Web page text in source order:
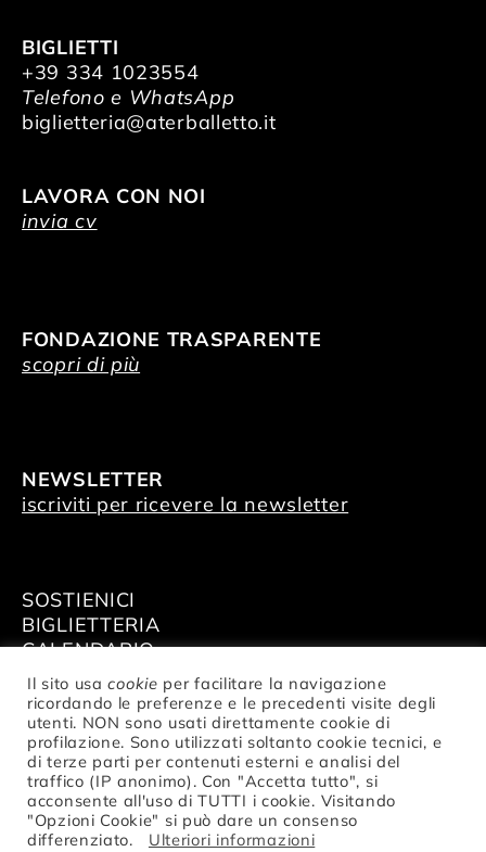
BIGLIETTI
+39 334 1023554
Telefono e WhatsApp
biglietteria@aterballetto.it
LAVORA CON NOI
invia cv
FONDAZIONE TRASPARENTE
scopri di più
NEWSLETTER
iscriviti per ricevere la newsletter
SOSTIENICI
BIGLIETTERIA
CALENDARIO
AFFITTA GLI SPAZI
© Fondazione Nazionale della Danza
Aterballetto | C. F. / P.IVA 02047370354 |
privacy
Il sito usacookie per facilitare la navigazione
ricordando le preferenze e le precedenti visite degli
utenti. NON sono usati direttamente cookie di
profilazione. Sono utilizzati soltanto cookie tecnici, e
di terze parti per contenuti esterni e analisi del
traffico (IP anonimo). Con "Accetta tutto", si
acconsente all'uso di TUTTI i cookie. Visitando
"Opzioni Cookie" si può dare un consenso
differenziato. Ulteriori informazioni